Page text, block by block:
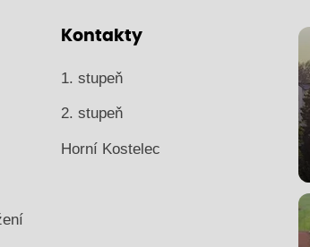
Kontakty
1. stupeň
2. stupeň
Horní Kostelec